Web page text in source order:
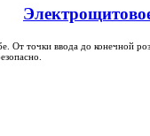
От точки ввода до конечной